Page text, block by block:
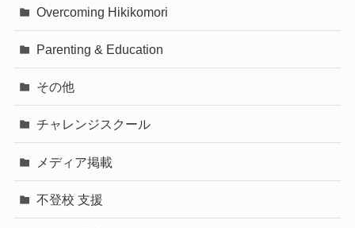
Overcoming Hikikomori
Parenting & Education
その他
チャレンジスクール
メディア掲載
不登校 支援